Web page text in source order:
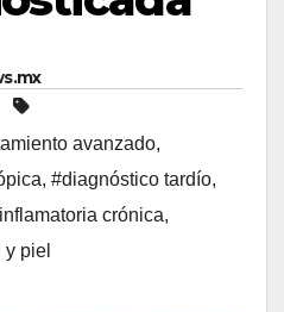
avanzado,
, #diagnóstico tardío,
crónica,
piel